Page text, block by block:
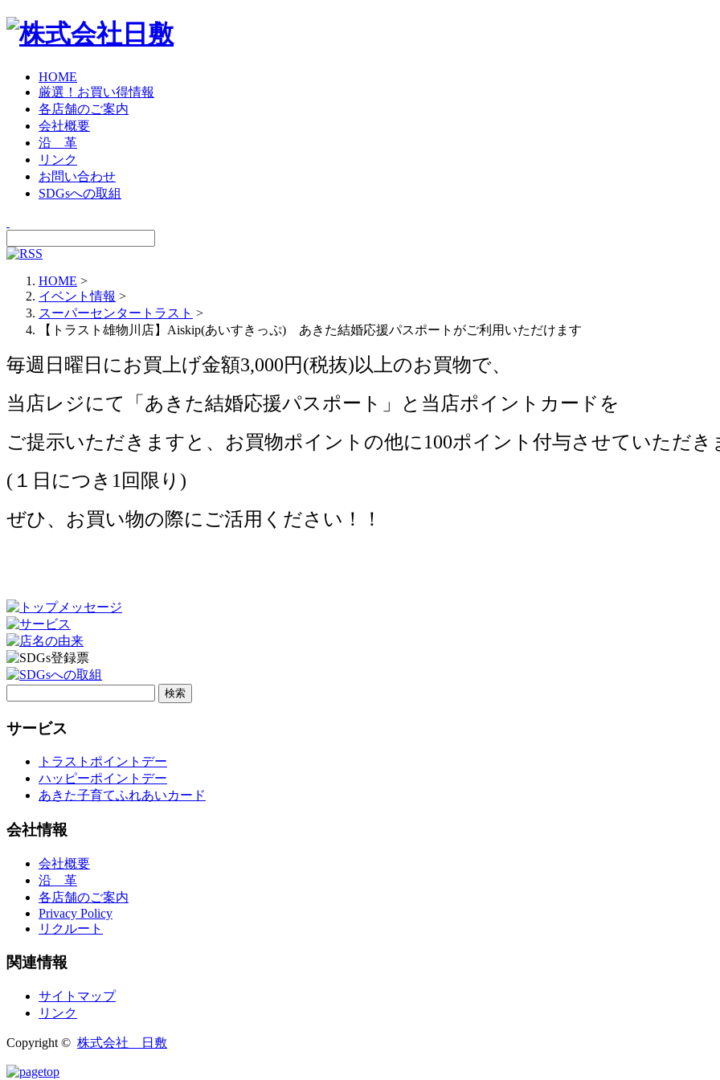
HOME
厳選！お買い得情報
各店舗のご案内
会社概要
沿 革
リンク
お問い合わせ
SDGsへの取組
HOME >
イベント情報 >
スーパーセンタートラスト >
【トラスト雄物川店】Aiskip(あいすきっぷ) あきた結婚応援パスポートがご利用いただけます
毎週日曜日にお買上げ金額3,000円(税抜)以上のお買物で、
当店レジにて「あきた結婚応援パスポート」と当店ポイントカードを
ご提示いただきますと、お買物ポイントの他に100ポイント付与させていただき
(１日につき1回限り)
ぜひ、お買い物の際にご活用ください！！
サービス
トラストポイントデー
ハッピーポイントデー
あきた子育てふれあいカード
会社情報
会社概要
沿 革
各店舗のご案内
Privacy Policy
リクルート
関連情報
サイトマップ
リンク
Copyright © 株式会社 日敷